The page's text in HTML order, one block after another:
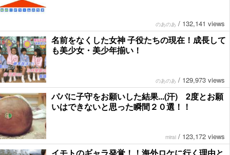
のあのあ / 132,141 views
名前をなくした女神 子役たちの現在！成長して
も美少女・美少年揃い！
のあのあ / 129,973 views
パパに子守をお願いした結果...(汗) 2度とお願
いはできないと思った瞬間２０選！！
mirai / 123,172 views
イモトのギャラ発覚！！海外ロケに行く理由と